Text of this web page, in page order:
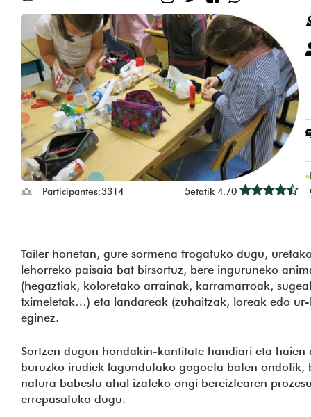
Participantes:3314 5etatik 4.70
Tailer honetan, gure sormena frogatuko dugu,
lehorreko paisaia bat birsortuz, bere inguruneko
(hegaztiak, koloretako arrainak, karramarroak,
tximeletak…) eta landareak (zuhaitzak, loreak edo
eginez.
Sortzen dugun hondakin-kantitate handiari eta haien
buruzko irudiek lagundutako gogoeta baten ondotik,
natura babestu ahal izateko ongi bereiztearen
errepasatuko dugu.